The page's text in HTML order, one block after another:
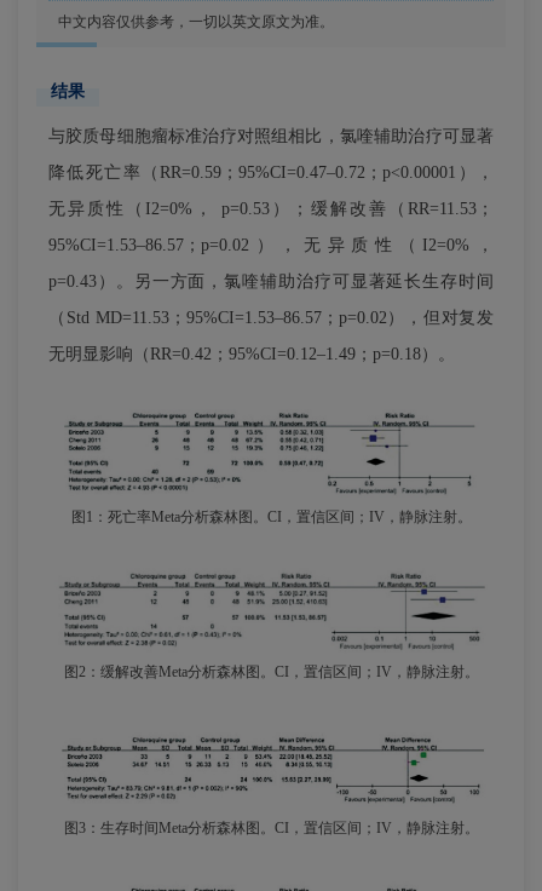
中文内容仅供参考，一切以英文原文为准。
结果
与胶质母细胞瘤标准治疗对照组相比，氯喹辅助治疗可显著
降低死亡率（RR=0.59；95%CI=0.47–0.72；p<0.00001），
无异质性（I2=0%， p=0.53）；缓解改善（RR=11.53；
95%CI=1.53–86.57；p=0.02），无异质性（I2=0%，
p=0.43）。另一方面，氯喹辅助治疗可显著延长生存时间
（Std MD=11.53；95%CI=1.53–86.57；p=0.02），但对复发
无明显影响（RR=0.42；95%CI=0.12–1.49；p=0.18）。
图1：死亡率Meta分析森林图。CI，置信区间；IV，静脉注射。
图2：缓解改善Meta分析森林图。CI，置信区间；IV，静脉注射。
图3：生存时间Meta分析森林图。CI，置信区间；IV，静脉注射。